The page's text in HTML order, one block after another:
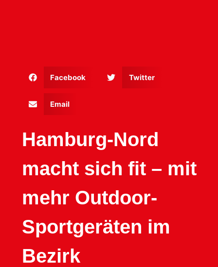
Facebook Twitter
Email
Hamburg-Nord
macht sich fit – mit
mehr Outdoor-
Sportgeräten im
Bezirk